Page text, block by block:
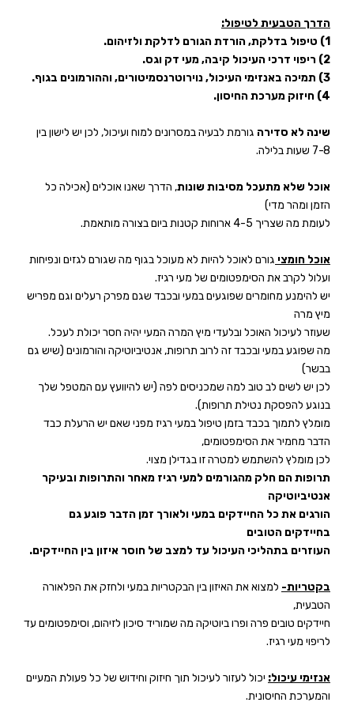
הדרך הטבעית לטיפול:
1) טיפול בדלקת, הורדת הגורם לדלקת ולזיהום.
2) ריפוי דרכי העיכול קיבה, מעי דק וגס.
3) תמיכה באנזימי העיכול, נוירוטרנסמיטורים, וההורמונים בגוף.
4) חיזוק מערכת החיסון.
שינה לא סדירה גורמת לבעיה במסרונים למוח ועיכול, לכן יש לישון בין
7-8 שעות בלילה.
אוכל שלא מתעכל מסיבות שונות, הדרך שאנו אוכלים (אכילה כל
הזמן ומהר מדי)
לעומת מה שצריך 4-5 ארוחות קטנות ביום בצורה מותאמת.
אוכל חומצי גורם לאוכל להיות לא מעוכל בגוף מה שגורם לגזים ונפיחות
ועלול לקרב את הסימפטומים של מעי רגיז.
יש להימנע מחומרים שפוגעים במעי ובכבד שגם מפרק רעלים וגם מפריש
מיץ מרה
שעוזר לעיכול האוכל ובלעדי מיץ המרה המעי יהיה חסר יכולת לעכל.
מה שפוגע במעי ובכבד זה לרוב תרופות, אנטיביוטיקה והורמונים (שיש גם
בבשר)
לכן יש לשים לב טוב למה שמכניסים לפה (יש להיוועץ עם המטפל שלך
בנוגע להפסקת נטילת תרופות).
מומלץ לתמוך בכבד בזמן טיפול במעי רגיז מפני שאם יש הרעלת כבד
הדבר מחמיר את הסימפטומים,
לכן מומלץ להשתמש למטרה זו בגדילן מצוי.
תרופות הם חלק מהגורמים למעי רגיז מאחר והתרופות ובעיקר
אנטיביוטיקה
הורגים את כל החיידקים במעי ולאורך זמן הדבר פוגע גם
בחיידקים הטובים
העוזרים בתהליכי העיכול עד למצב של חוסר איזון בין החיידקים.
בקטריות- למצוא את האיזון בין הבקטריות במעי ולחזק את הפלאורה
הטבעית,
חיידקים טובים פרה ופרו ביוטיקה מה שמוריד סיכון לזיהום, וסימפטומים עד
לריפוי מעי רגיז.
אנזימי עיכול: יכול לעזור לעיכול תוך חיזוק וחידוש של כל פעולת המעיים
והמערכת החיסונית.